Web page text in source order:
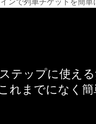
ンで列車チケットを簡
テップに使え
れまでになく簡